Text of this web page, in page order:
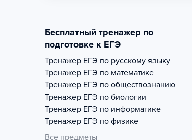
Бесплатный тренажер по
подготовке к ЕГЭ
Тренажер ЕГЭ по русскому языку
Тренажер ЕГЭ по математике
Тренажер ЕГЭ по обществознанию
Тренажер ЕГЭ по биологии
Тренажер ЕГЭ по информатике
Тренажер ЕГЭ по физике
Все предметы